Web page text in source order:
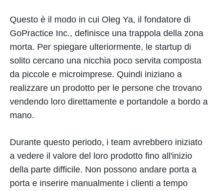
Questo è il modo in cui Oleg Ya, il fondatore di
GoPractice Inc., definisce una trappola della zona
morta. Per spiegare ulteriormente, le startup di
solito cercano una nicchia poco servita composta
da piccole e microimprese. Quindi iniziano a
realizzare un prodotto per le persone che trovano
vendendo loro direttamente e portandole a bordo a
mano.
Durante questo periodo, i team avrebbero iniziato
a vedere il valore del loro prodotto fino all'inizio
della parte difficile. Non possono andare porta a
porta e inserire manualmente i clienti a tempo